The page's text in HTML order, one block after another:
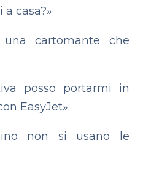
casa?»
una cartomante che
posso portarmi in
EasyJet».
non si usano le